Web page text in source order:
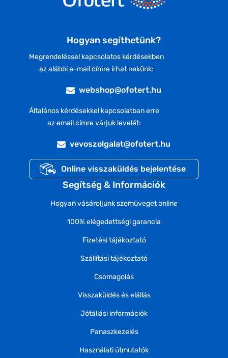
Hogyan segíthetünk?
Megrendeléssel kapcsolatos kérdésekben
az alábbi e-mail címre írhat nekünk:
webshop@ofotert.hu
Általános kérdésekkel kapcsolatban erre
az email címre várjuk levelét:
vevoszolgalat@ofotert.hu
Online visszaküldés bejelentése
Segítség & Információk
Hogyan vásároljunk szemüveget online
100% elégedettségi garancia
Fizetési tájékoztató
Szállítási tájékoztató
Csomagolás
Visszaküldés és elállás
Jótállási információk
Panaszkezelés
Használati útmutatók